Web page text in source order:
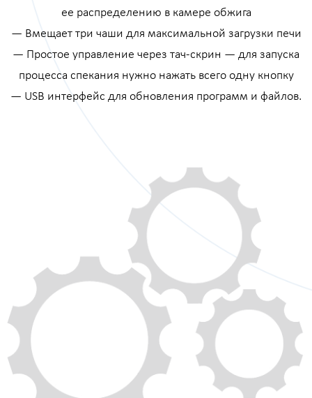
ее распределению в камере обжига
— Вмещает три чаши для максимальной загрузки печи
— Простое управление через тач-скрин — для запуска
процесса спекания нужно нажать всего одну кнопку
— USB интерфейс для обновления программ и файлов.